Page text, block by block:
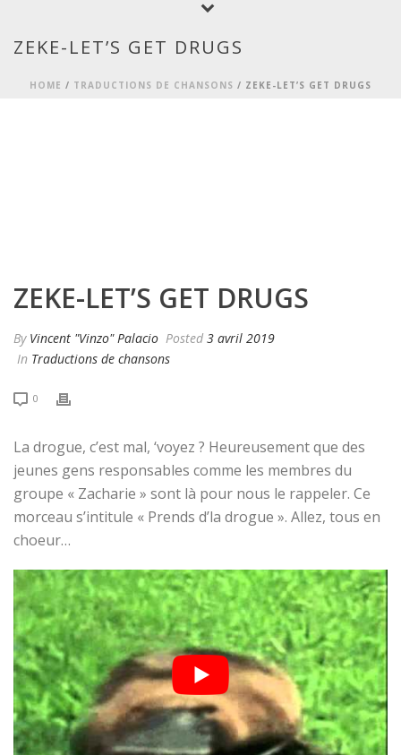
ZEKE-LET’S GET DRUGS
HOME / TRADUCTIONS DE CHANSONS / ZEKE-LET’S GET DRUGS
ZEKE-LET’S GET DRUGS
By Vincent "Vinzo" Palacio Posted 3 avril 2019
In Traductions de chansons
0
La drogue, c’est mal, ‘voyez ? Heureusement que des
jeunes gens responsables comme les membres du
groupe « Zacharie » sont là pour nous le rappeler. Ce
morceau s’intitule « Prends d’la drogue ». Allez, tous en
choeur…